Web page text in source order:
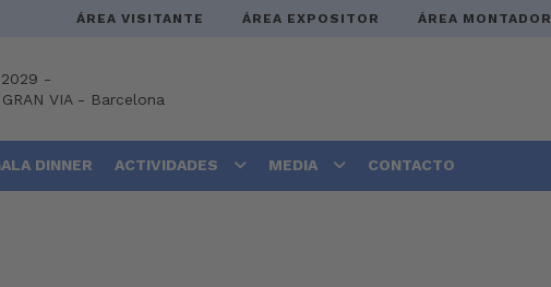
ÁREA VISITANTE ÁREA EXPOSITOR ÁREA MONTADOR
2029 -
VIA- Barcelona
DINNER ACTIVIDADES MEDIA CONTACTO